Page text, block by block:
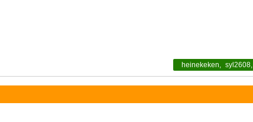
heinekeken, syl2608,